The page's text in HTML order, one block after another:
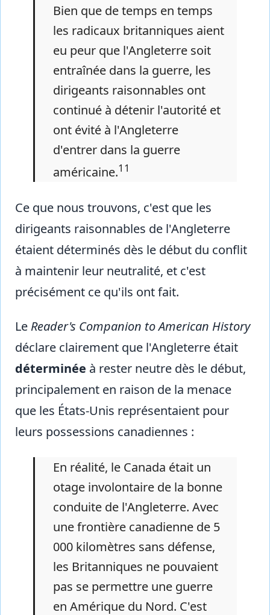
Bien que de temps en temps
les radicaux britanniques aient
eu peur que l'Angleterre soit
entraînée dans la guerre, les
dirigeants raisonnables ont
continué à détenir l'autorité et
ont évité à l'Angleterre
d'entrer dans la guerre
américaine.11
Ce que nous trouvons, c'est que les
dirigeants raisonnables de l'Angleterre
étaient déterminés dès le début du conflit
à maintenir leur neutralité, et c'est
précisément ce qu'ils ont fait.
Le Reader's Companion to American History
déclare clairement que l'Angleterre était
déterminée à rester neutre dès le début,
principalement en raison de la menace
que les États-Unis représentaient pour
leurs possessions canadiennes :
En réalité, le Canada était un
otage involontaire de la bonne
conduite de l'Angleterre. Avec
une frontière canadienne de 5
000 kilomètres sans défense,
les Britanniques ne pouvaient
pas se permettre une guerre
en Amérique du Nord. C'est